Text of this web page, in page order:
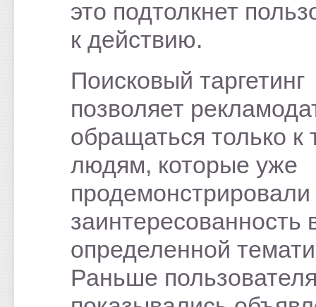
это подтолкнет
к действию.
Поисковый таргетинг
позволяет
обращаться только к
людям, которые уже
продемонстрировали
заинтересованность
определенной
Раньше